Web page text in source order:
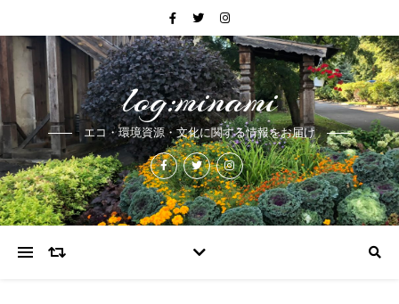
log:minami
エコ・環境資源・文化に関する情報をお届け